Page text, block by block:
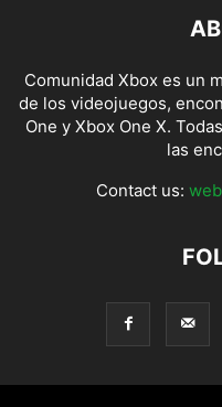
Comunidad Xbox es un
de los videojuegos,
One y Xbox One X.
las
Contact us: